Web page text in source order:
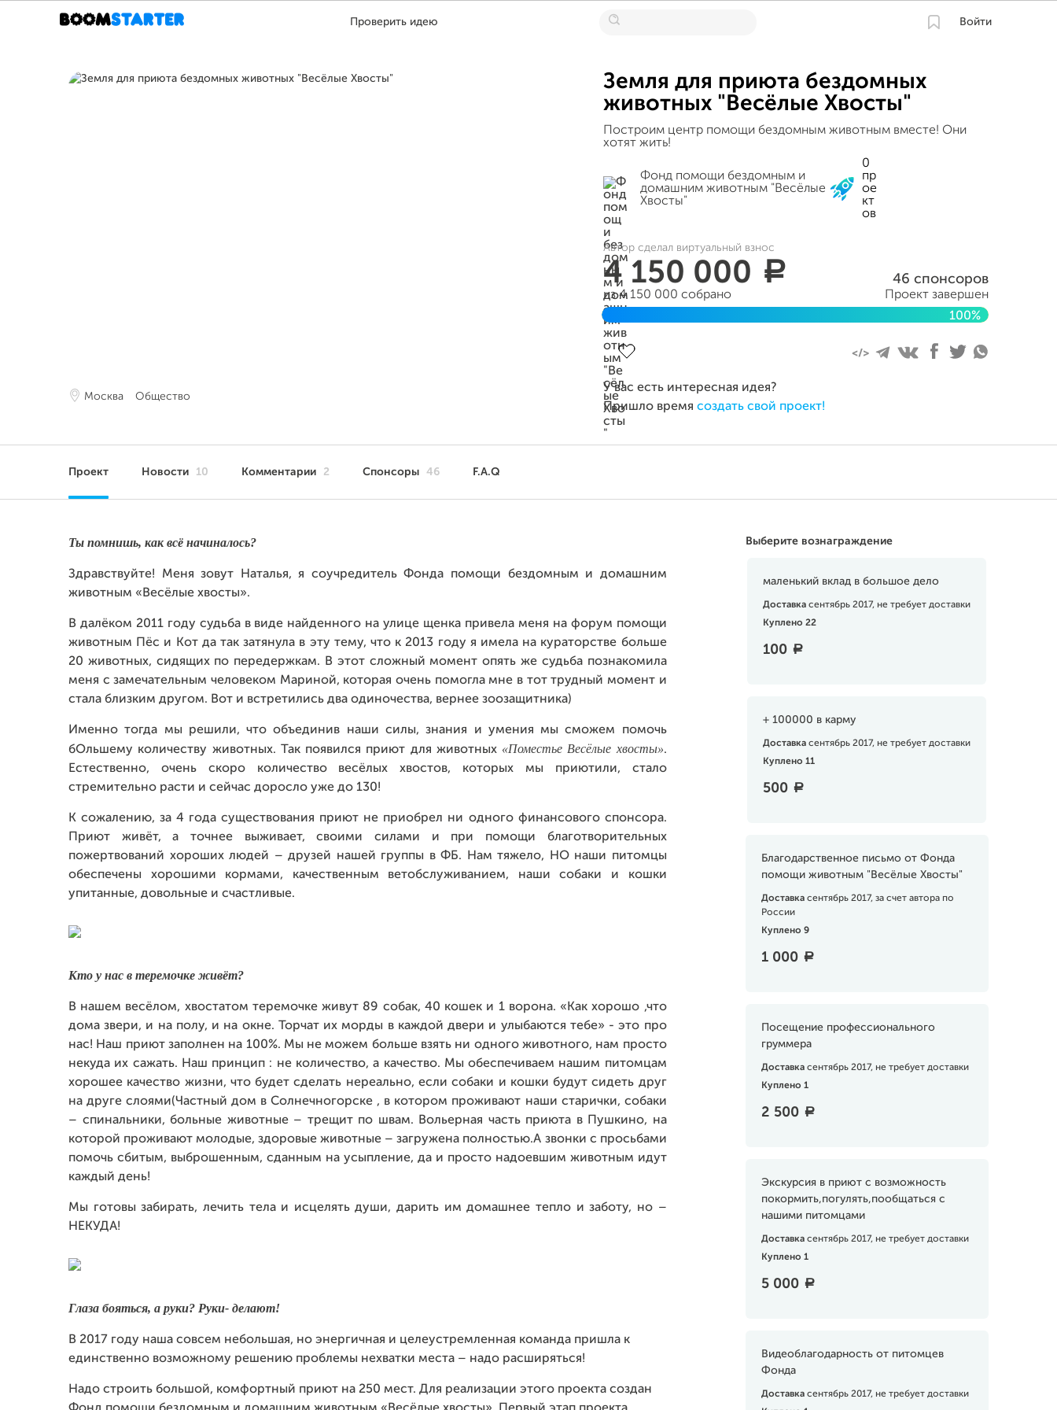
Проверить идею Войти
Москва Общество
Земля для приюта бездомных
животных "Весёлые Хвосты"
Построим центр помощи бездомным животным вместе! Они
хотят жить!
Фонд помощи бездомным и
домашним животным "Весёлые
Хвосты"
0
пр
ое
кт
ов
Автор сделал виртуальный взнос
4 150 000 a
из 4 150 000 собрано
46 спонсоров
Проект завершен
100%
Завершён 06 октября 2017
У вас есть интересная идея?
Пришло время создать свой проект!
Проект Новости 10 Комментарии 2 Спонсоры 46 F.A.Q
Выберите вознаграждение
маленький вклад в большое дело
Доставкасентябрь 2017, не требует доставки
Куплено 22
100 a
+ 100000 в карму
Доставкасентябрь 2017, не требует доставки
Куплено 11
500 a
Благодарственное письмо от Фонда
помощи животным "Весёлые Хвосты"
Доставка сентябрь 2017, за счет автора по
России
Куплено 9
1 000 a
Посещение профессионального
груммера
Доставка сентябрь 2017, не требует доставки
Куплено 1
2 500 a
Экскурсия в приют с возможность
покормить,погулять,пообщаться с
нашими питомцами
Доставка сентябрь 2017, не требует доставки
Куплено 1
5 000 a
Видеоблагодарность от питомцев
Фонда
Доставка сентябрь 2017, не требует доставки
Ты помнишь, как всё начиналось?
Здравствуйте! Меня зовут Наталья, я соучредитель Фонда помощи бездомным и домашним
животным «Весёлые хвосты».
В далёком 2011 году судьба в виде найденного на улице щенка привела меня на форум помощи
животным Пёс и Кот да так затянула в эту тему, что к 2013 году я имела на кураторстве больше
20 животных, сидящих по передержкам. В этот сложный момент опять же судьба познакомила
меня с замечательным человеком Мариной, которая очень помогла мне в тот трудный момент и
стала близким другом. Вот и встретились два одиночества, вернее зоозащитника)
Именно тогда мы решили, что объединив наши силы, знания и умения мы сможем помочь
бОльшему количеству животных. Так появился приют для животных «Поместье Весёлые хвосты».
Естественно, очень скоро количество весёлых хвостов, которых мы приютили, стало
стремительно расти и сейчас доросло уже до 130!
К сожалению, за 4 года существования приют не приобрел ни одного финансового спонсора.
Приют живёт, а точнее выживает, своими силами и при помощи благотворительных
пожертвований хороших людей – друзей нашей группы в ФБ. Нам тяжело, НО наши питомцы
обеспечены хорошими кормами, качественным ветобслуживанием, наши собаки и кошки
упитанные, довольные и счастливые.
Кто у нас в теремочке живёт?
В нашем весёлом, хвостатом теремочке живут 89 собак, 40 кошек и 1 ворона. «Как хорошо ,что
дома звери, и на полу, и на окне. Торчат их морды в каждой двери и улыбаются тебе» - это про
нас! Наш приют заполнен на 100%. Мы не можем больше взять ни одного животного, нам просто
некуда их сажать. Наш принцип : не количество, а качество. Мы обеспечиваем нашим питомцам
хорошее качество жизни, что будет сделать нереально, если собаки и кошки будут сидеть друг
на друге слоями(Частный дом в Солнечногорске , в котором проживают наши старички, собаки
– спинальники, больные животные – трещит по швам. Вольерная часть приюта в Пушкино, на
которой проживают молодые, здоровые животные – загружена полностью.А звонки с просьбами
помочь сбитым, выброшенным, сданным на усыпление, да и просто надоевшим животным идут
каждый день!
Мы готовы забирать, лечить тела и исцелять души, дарить им домашнее тепло и заботу, но –
НЕКУДА!
Глаза бояться, а руки? Руки- делают!
В 2017 году наша совсем небольшая, но энергичная и целеустремленная команда пришла к
единственно возможному решению проблемы нехватки места – надо расширяться!
Надо строить большой, комфортный приют на 250 мест. Для реализации этого проекта создан